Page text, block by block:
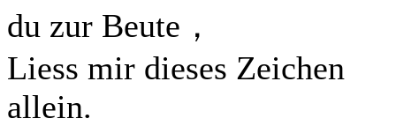
du zur Beute，
Liess mir dieses Zeichen
allein.